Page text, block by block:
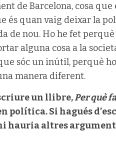
de Barcelona, cosa que
és quan vaig deixar la
de nou. Ho he fet
alguna cosa a la
sóc un inútil, perquè
manera diferent.
un llibre,Per què
política. Si hagués
hauria altres